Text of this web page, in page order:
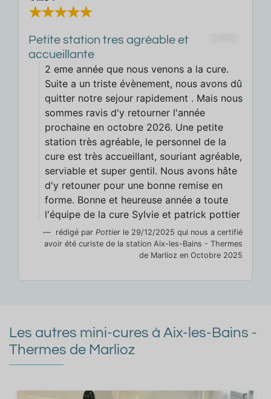
Petite station tres agréable et
accueillante
2 eme année que nous venons a la cure.
Suite a un triste évènement, nous avons dû
quitter notre sejour rapidement . Mais nous
sommes ravis d'y retourner l'année
prochaine en octobre 2026. Une petite
station très agréable, le personnel de la
cure est très accueillant, souriant agréable,
serviable et super gentil. Nous avons hâte
d'y retouner pour une bonne remise en
forme. Bonne et heureuse année a toute
l'équipe de la cure Sylvie et patrick pottier
rédigé par Pottier le 29/12/2025 qui nous a certifié
avoir été curiste de la station Aix-les-Bains - Thermes
de Marlioz en Octobre 2025
Les autres mini-cures à Aix-les-Bains -
Thermes de Marlioz